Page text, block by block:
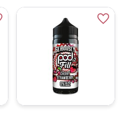
till i favoriter